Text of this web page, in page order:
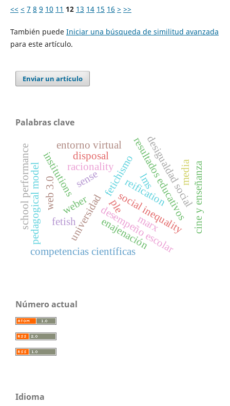
<< < 7 8 9 10 11 12 13 14 15 16 > >>
También puede Iniciar una búsqueda de similitud avanzada
para este artículo.
Enviar un artículo
Palabras clave
universidad
fetichismoresultados educativos
desempeño escolar
social inequality
desigualdad social
racionality
weber
institutions
fetish
disposal
reification
enajenación
marx
media cine y enseñanza
competencias científicas
ple
lms
entorno virtual
web 3.0
pedagogical model
school performance sense
Número actual
Idioma